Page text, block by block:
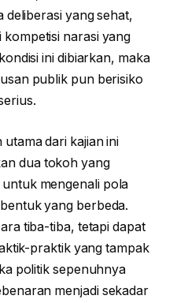
deliberasi yang sehat,
narasi yang
ini dibiarkan, maka
publik pun berisiko
dari kajian ini
dua tokoh yang
mengenali pola
yang berbeda.
tiba-tiba, tetapi dapat
praktik yang tampak
politik sepenuhnya
menjadi sekadar